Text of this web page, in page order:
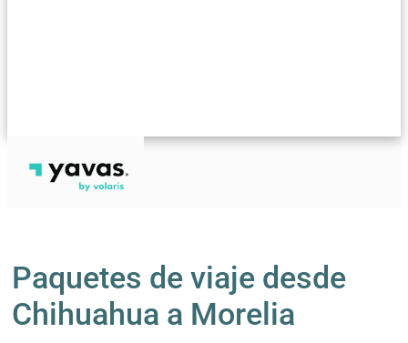
Paquetes de viaje desde
Chihuahua a Morelia